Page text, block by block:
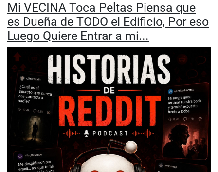
Mi VECINA Toca Peltas Piensa que
es Dueña de TODO el Edificio, Por eso
Luego Quiere Entrar a mi...